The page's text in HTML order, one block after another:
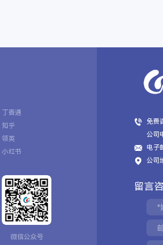
丁香通
知乎
领英
小红书
微信公众号
免费
公司
电子
公司
留言